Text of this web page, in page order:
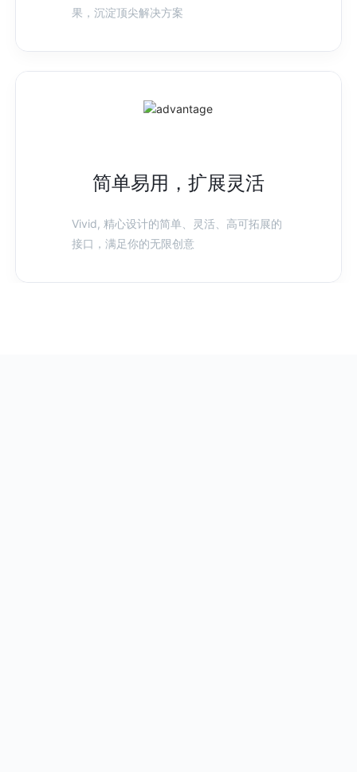
果，沉淀顶尖解决方案
简单易用，扩展灵活
Vivid, 精心设计的简单、灵活、高可拓展的
接口，满足你的无限创意